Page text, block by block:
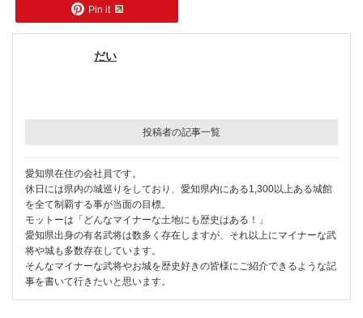
Pin it
だい
投稿者の記事一覧
愛知県在住の会社員です。
休日には県内の城巡りをしており、愛知県内にある1,300以上ある城館
を全て制覇する事が当面の目標。
モットーは「どんなマイナーな土地にも歴史はある！」
愛知県出身の有名武将は数多く存在しますが、それ以上にマイナーな武
将や城も多数存在しています。
そんなマイナーな武将やお城を歴史好きの皆様にご紹介できるような記
事を書いて行きたいと思います。